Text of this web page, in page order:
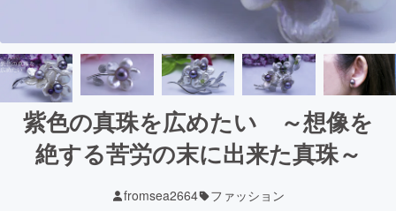
紫色の真珠を広めたい ～想像を
絶する苦労の末に出来た真珠～
fromsea2664 ファッション